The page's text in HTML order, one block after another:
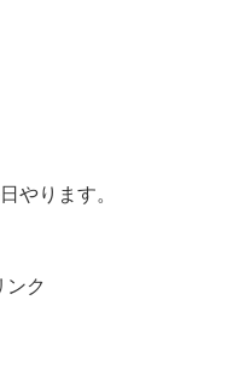
やります。
ンク